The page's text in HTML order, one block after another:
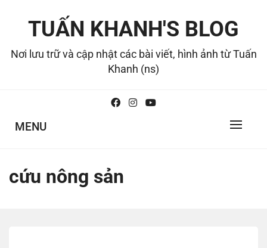
TUẤN KHANH'S BLOG
Nơi lưu trữ và cập nhật các bài viết, hình ảnh từ Tuấn
Khanh (ns)
MENU
cứu nông sản